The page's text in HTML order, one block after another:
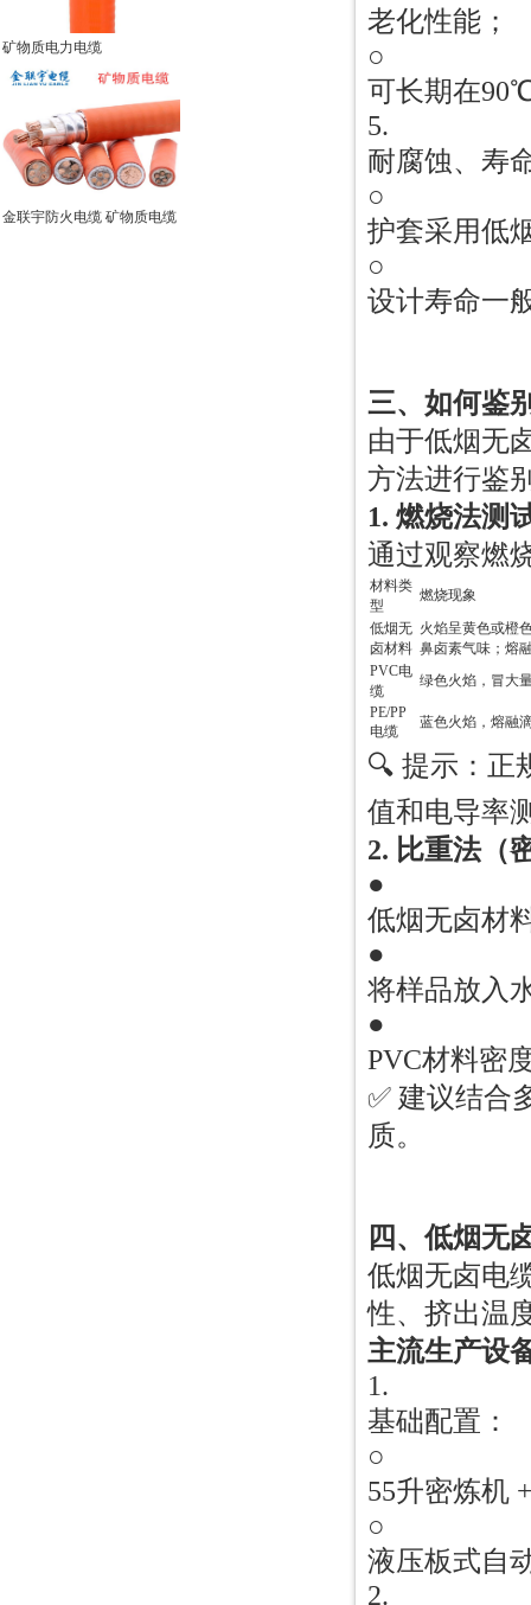
矿物质电力电缆
金联宇防火电缆 矿物质电缆
老化性能；
○
可长期在
5.
耐腐蚀、寿
○
护套采用低
○
设计寿命一
三、如何鉴
由于低烟无
方法进行鉴
1. 燃烧法测
通过观察燃
材料类
型
燃烧现象
低烟无
卤材料
火焰呈黄色或橙
鼻卤素气味；熔
PVC电
缆
绿色火焰，冒大
PE/PP
电缆
蓝色火焰，熔融
🔍 提示：正
值和电导率
2. 比重法（
●
低烟无卤材
●
将样品放入
●
PVC材料密
✅ 建议结合
质。
四、低烟无
低烟无卤电
性、挤出温
主流生产设
1.
基础配置：
○
55升密炼机
○
液压板式自
2.